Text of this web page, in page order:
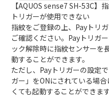
【AQUOS sense7 SH-53C】
トリガーが使用できない
指紋をご登録の上、Payトリ
ご確認ください。Payトリガ
ック解除時に指紋センサーを
動することができます。
ただし、Payトリガーの設定
ガー」をONにされている場
くても起動することができます